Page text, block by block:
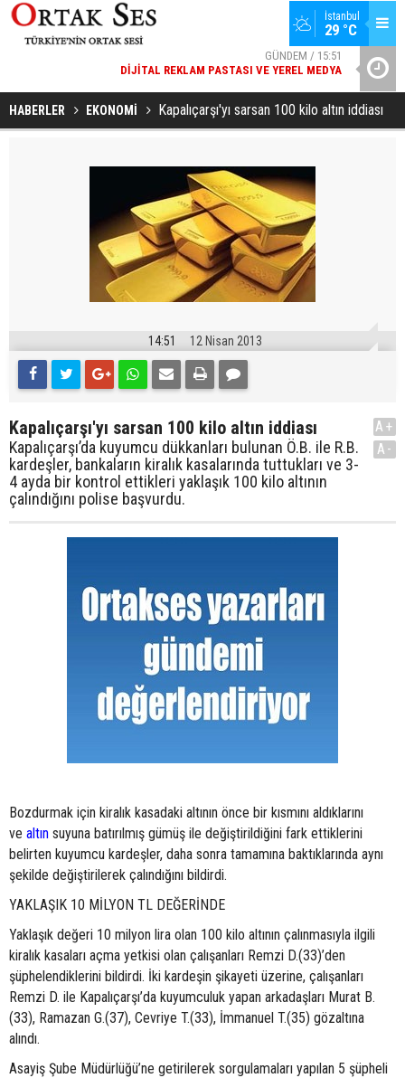
İstanbul
29 °C
GÜNDEM / 15:51
DIJITAL REKLAM PASTASI VE YEREL MEDYA
SPOR / 14:20
GENÇLERBIRLIĞI SPOR KULÜBÜNDEN AÇIKLAMA GELDI
HABERLER EKONOMİ Kapalıçarşı'yı sarsan 100 kilo altın iddiası
14:51 12 Nisan 2013
Kapalıçarşı'yı sarsan 100 kilo altın iddiası
Kapalıçarşı’da kuyumcu dükkanları bulunan Ö.B. ile R.B.
kardeşler, bankaların kiralık kasalarında tuttukları ve 3-
4 ayda bir kontrol ettikleri yaklaşık 100 kilo altının
çalındığını polise başvurdu.
A+
A-
Bozdurmak için kiralık kasadaki altının önce bir kısmını aldıklarını
ve altın suyuna batırılmış gümüş ile değiştirildiğini fark ettiklerini
belirten kuyumcu kardeşler, daha sonra tamamına baktıklarında aynı
şekilde değiştirilerek çalındığını bildirdi.
YAKLAŞIK 10 MİLYON TL DEĞERİNDE
Yaklaşık değeri 10 milyon lira olan 100 kilo altının çalınmasıyla ilgili
kiralık kasaları açma yetkisi olan çalışanları Remzi D.(33)’den
şüphelendiklerini bildirdi. İki kardeşin şikayeti üzerine, çalışanları
Remzi D. ile Kapalıçarşı’da kuyumculuk yapan arkadaşları Murat B.
(33), Ramazan G.(37), Cevriye T.(33), İmmanuel T.(35) gözaltına
alındı.
Asayiş Şube Müdürlüğü’ne getirilerek sorgulamaları yapılan 5 şüpheli